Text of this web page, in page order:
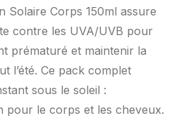
Solaire Corps 150ml assure
contre les UVA/UVB pour
prématuré et maintenir la
l’été. Ce pack complet
sous le soleil :
pour le corps et les cheveux.